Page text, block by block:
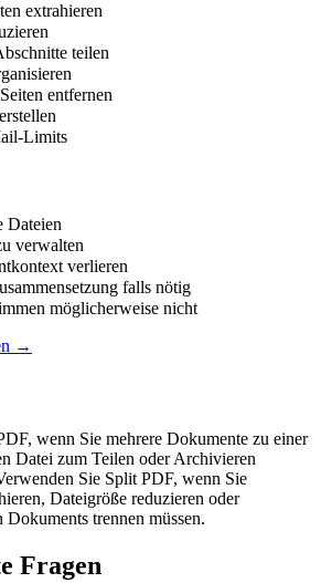
extrahieren
teilen
entfernen
Limits
Dateien
verwalten
verlieren
falls nötig
möglicherweise nicht
→
wenn Sie mehrere Dokumente zu einer
Datei zum Teilen oder Archivieren
Sie Split PDF, wenn Sie
Dateigröße reduzieren oder
trennen müssen.
Fragen